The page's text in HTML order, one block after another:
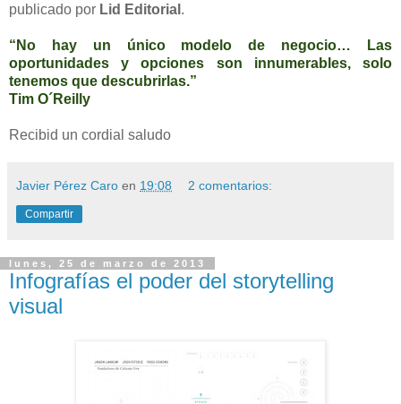
publicado por Lid Editorial .
“No hay un único modelo de negocio… Las
oportunidades y opciones son innumerables, solo
tenemos que descubrirlas.”
Tim O´Reilly
Recibid un cordial saludo
Javier Pérez Caro en 19:08 2 comentarios:
Compartir
lunes, 25 de marzo de 2013
Infografías el poder del storytelling
visual